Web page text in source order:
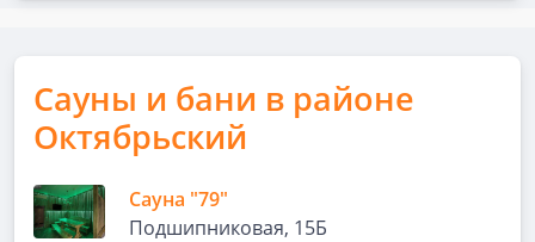
Сауны и бани в районе
Октябрьский
Сауна "79"
Подшипниковая, 15Б